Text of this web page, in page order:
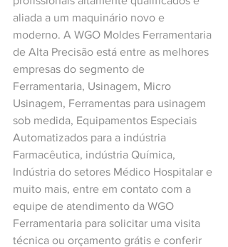
aliada a um maquinário novo e
moderno. A WGO Moldes Ferramentaria
de Alta Precisão está entre as melhores
empresas do segmento de
Ferramentaria, Usinagem, Micro
Usinagem, Ferramentas para usinagem
sob medida, Equipamentos Especiais
Automatizados para a indústria
Farmacêutica, indústria Química,
Indústria do setores Médico Hospitalar e
muito mais, entre em contato com a
equipe de atendimento da WGO
Ferramentaria para solicitar uma visita
técnica ou orçamento grátis e conferir